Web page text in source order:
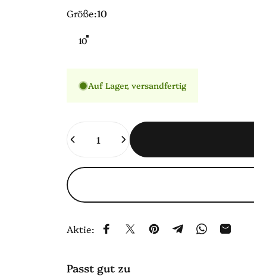
Größe
Größe:10
10
Auf Lager, versandfertig
Anzahl
Aktie: Auf Facebook teilen
Auf X teilen
Auf Pinterest pinnen
Auf Telegram
Auf Per E-
Passt gut zu